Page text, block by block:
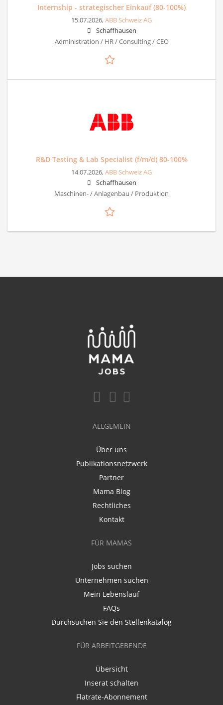
Internship - strategischer Einkauf (80-100%)
15.07.2026,ABB Schweiz AG
Schaffhausen
Administration / HR / Consulting / CEO
R&D Testing & Lab Specialist (f/m/d) 80-100%
14.07.2026,ABB Schweiz AG
Schaffhausen
Maschinen- / Anlagenbau / Produktion
ALLGEMEIN
Über uns
Publikationsnetzwerk
Partner
Mama Blog
Rechtliches
Kontakt
FÜR MAMAS
Jobs suchen
Unternehmen suchen
Mein Lebenslauf
FAQs
Durchsuchen Sie den Stellenkatalog
FÜR ARBEITGEBENDE
Übersicht
Inserat schalten
Flatrate-Abonnement